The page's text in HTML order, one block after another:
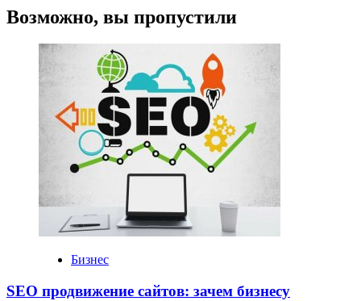
Возможно, вы пропустили
Бизнес
SEO продвижение сайтов: зачем бизнесу